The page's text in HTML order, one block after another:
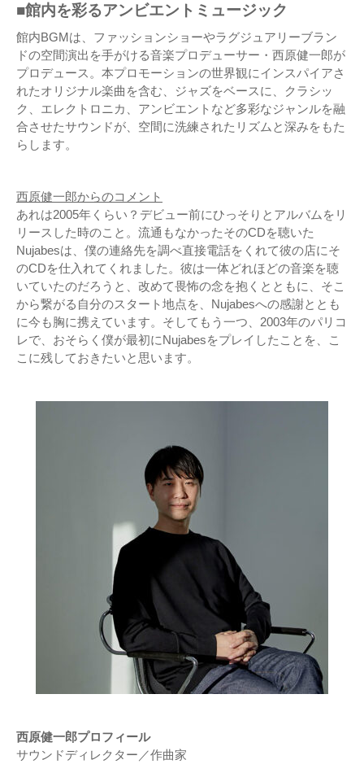
■館内を彩るアンビエントミュージック
館内BGMは、ファッションショーやラグジュアリーブラン
ドの空間演出を手がける音楽プロデューサー・西原健一郎が
プロデュース。本プロモーションの世界観にインスパイアさ
れたオリジナル楽曲を含む、ジャズをベースに、クラシッ
ク、エレクトロニカ、アンビエントなど多彩なジャンルを融
合させたサウンドが、空間に洗練されたリズムと深みをもた
らします。
西原健一郎からのコメント
あれは2005年くらい？デビュー前にひっそりとアルバムをリ
リースした時のこと。流通もなかったそのCDを聴いた
Nujabesは、僕の連絡先を調べ直接電話をくれて彼の店にそ
のCDを仕入れてくれました。彼は一体どれほどの音楽を聴
いていたのだろうと、改めて畏怖の念を抱くとともに、そこ
から繋がる自分のスタート地点を、Nujabesへの感謝ととも
に今も胸に携えています。そしてもう一つ、2003年のパリコ
レで、おそらく僕が最初にNujabesをプレイしたことを、こ
こに残しておきたいと思います。
西原健一郎プロフィール
サウンドディレクター／作曲家